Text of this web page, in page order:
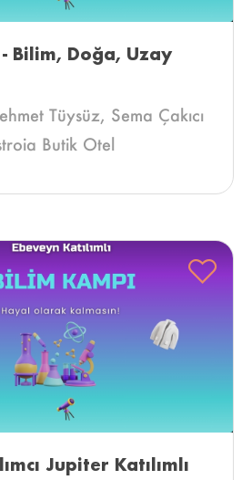
- Bilim, Doğa, Uzay
Tüysüz, Sema Çakıcı
Butik Otel
Jupiter Katılımlı